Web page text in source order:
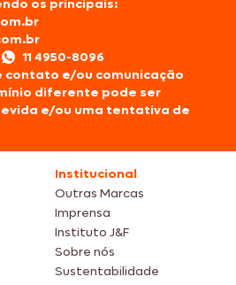
os principais:
11 4950-8096
e/ou comunicação
diferente pode ser
e/ou uma tentativa de
Institucional
Outras Marcas
Imprensa
Instituto J&F
Sobre nós
Sustentabilidade